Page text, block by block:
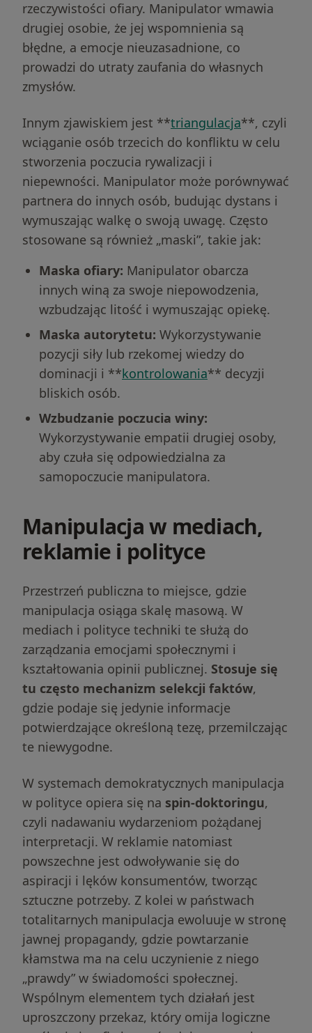
rzeczywistości ofiary. Manipulator wmawia
drugiej osobie, że jej wspomnienia są
błędne, a emocje nieuzasadnione, co
prowadzi do utraty zaufania do własnych
zmysłów.
Innym zjawiskiem jest **triangulacja**, czyli
wciąganie osób trzecich do konfliktu w celu
stworzenia poczucia rywalizacji i
niepewności. Manipulator może porównywać
partnera do innych osób, budując dystans i
wymuszając walkę o swoją uwagę. Często
stosowane są również „maski”, takie jak:
Maska ofiary: Manipulator obarcza
innych winą za swoje niepowodzenia,
wzbudzając litość i wymuszając opiekę.
Maska autorytetu: Wykorzystywanie
pozycji siły lub rzekomej wiedzy do
dominacji i **kontrolowania** decyzji
bliskich osób.
Wzbudzanie poczucia winy:
Wykorzystywanie empatii drugiej osoby,
aby czuła się odpowiedzialna za
samopoczucie manipulatora.
Manipulacja w mediach,
reklamie i polityce
Przestrzeń publiczna to miejsce, gdzie
manipulacja osiąga skalę masową. W
mediach i polityce techniki te służą do
zarządzania emocjami społecznymi i
kształtowania opinii publicznej. Stosuje się
tu często mechanizm selekcji faktów,
gdzie podaje się jedynie informacje
potwierdzające określoną tezę, przemilczając
te niewygodne.
W systemach demokratycznych manipulacja
w polityce opiera się na spin-doktoringu,
czyli nadawaniu wydarzeniom pożądanej
interpretacji. W reklamie natomiast
powszechne jest odwoływanie się do
aspiracji i lęków konsumentów, tworząc
sztuczne potrzeby. Z kolei w państwach
totalitarnych manipulacja ewoluuje w stronę
jawnej propagandy, gdzie powtarzanie
kłamstwa ma na celu uczynienie z niego
„prawdy” w świadomości społecznej.
Wspólnym elementem tych działań jest
uproszczony przekaz, który omija logiczne